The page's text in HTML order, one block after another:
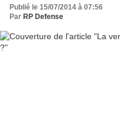
Publié le 15/07/2014 à 07:56
Par RP Defense